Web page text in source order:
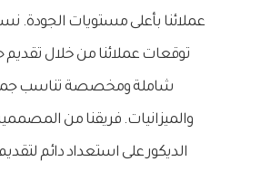
عملائنا بأعلى مستويات الجودة.
توقعات عملائنا من خلال
شاملة ومخصصة تناسب
والميزانيات. فريقنا من
الديكور على استعداد دائم